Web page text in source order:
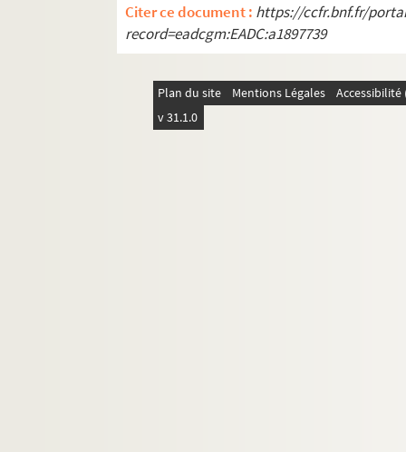
Citer ce document : https://ccfr.bnf.fr/
record=eadcgm:EADC:a1897739
Plan du site Mentions Légales
v 31.1.0